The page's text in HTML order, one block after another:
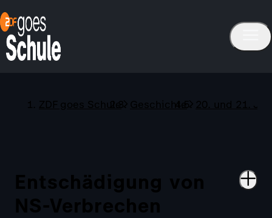
ZDF goes Schule Geschichte 20. und 21.
Entschädigung von
NS-Verbrechen